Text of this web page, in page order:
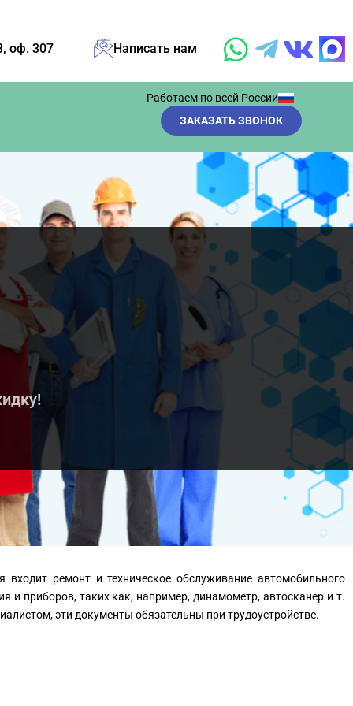
оф. 307 Написать нам
Работаем по всей России
ЗАКАЗАТЬ ЗВОНОК
ремонт и техническое обслуживание автомобильного
и приборов, таких как, например, динамометр, автосканер и т.
эти документы обязательны при трудоустройстве.